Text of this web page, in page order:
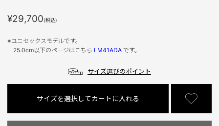
¥29,700(税込)
※ユニセックスモデルです。
25.0cm以下のページはこちら LM41ADA です。
サイズ選びのポイント
サイズを選択してカートに入れる